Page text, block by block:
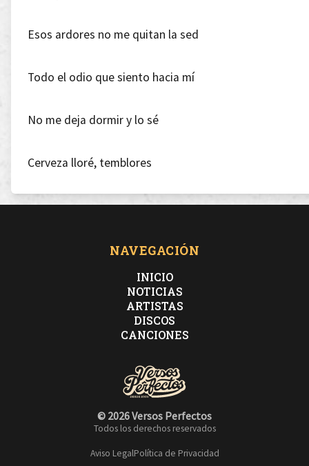
Esos ardores no me quitan la sed
Todo el odio que siento hacia mí
No me deja dormir y lo sé
Cerveza lloré, temblores
Generación de alcohólicos sin compasiones
Tienes hambre pero el plato se hace grande
El primer bocao es como destapar mi glande
Fiesta de ibuprofeno en el jacuzzi pa ti
A ti no te gusta mancharte guapito
Zumba de aquí
Mi flow sucio es un mastín ciego de anís
NAVEGACIÓN
INICIO
NOTICIAS
ARTISTAS
DISCOS
CANCIONES
© 2026 Versos Perfectos
Todos los derechos reservados
Aviso LegalPolítica de Privacidad